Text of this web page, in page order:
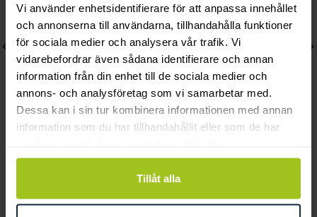
Vi använder enhetsidentifierare för att anpassa innehållet
och annonserna till användarna, tillhandahålla funktioner
för sociala medier och analysera vår trafik. Vi
vidarebefordrar även sådana identifierare och annan
information från din enhet till de sociala medier och
annons- och analysföretag som vi samarbetar med.
Dessa kan i sin tur kombinera informationen med annan
information som du har tillhandahållit eller som de har
Tillåt alla
Charm-hängsmycke rosa
Pris:569 kr
569 kr
kort
Pris:499 kr
499 kr